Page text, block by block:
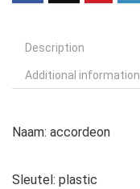
Description
Additional information
Naam: accordeon
Sleutel: plastic